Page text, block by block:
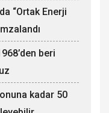
“Ortak Enerji
beri
kadar 50